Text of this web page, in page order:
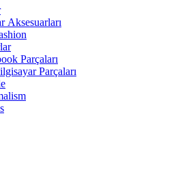
Aksesuarları
Parçaları
Parçaları